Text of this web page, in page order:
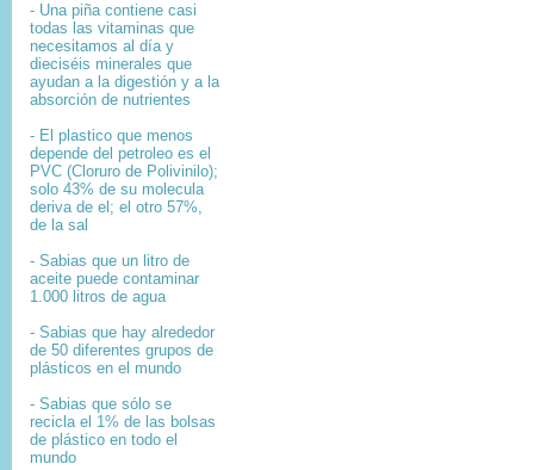
- Una piña contiene casi
todas las vitaminas que
necesitamos al día y
dieciséis minerales que
ayudan a la digestión y a la
absorción de nutrientes
- El plastico que menos
depende del petroleo es el
PVC (Cloruro de Polivinilo);
solo 43% de su molecula
deriva de el; el otro 57%,
de la sal
- Sabias que un litro de
aceite puede contaminar
1.000 litros de agua
- Sabias que hay alrededor
de 50 diferentes grupos de
plásticos en el mundo
- Sabias que sólo se
recicla el 1% de las bolsas
de plástico en todo el
mundo